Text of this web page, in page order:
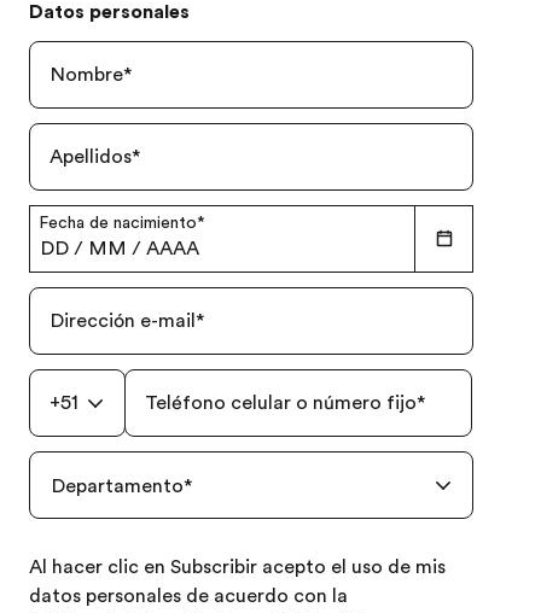
Datos personales
Nombre*
Apellidos*
Fecha de nacimiento*
DD / MM / AAAA
Dirección e-mail *
+51 Teléfono celular o número fijo*
Departamento*
Al hacer clic en Subscribir acepto el uso de mis
datos personales de acuerdo con la